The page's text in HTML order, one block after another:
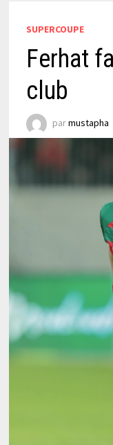
SUPERCOUPE
Ferhat
club
parmustapha